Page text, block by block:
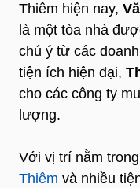
Thiêm hiện nay,
là một tòa nhà
chú ý từ các
tiện ích hiện đại,
cho các công ty
lượng.
Với vị trí nằm
Thiêm và nhiều